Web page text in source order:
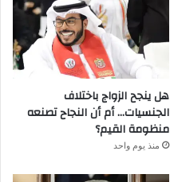
هل ينجح الزواج باختلاف
الجنسيات… أم أن النجاح تصنعه
منظومة القيم؟
منذ يوم واحد